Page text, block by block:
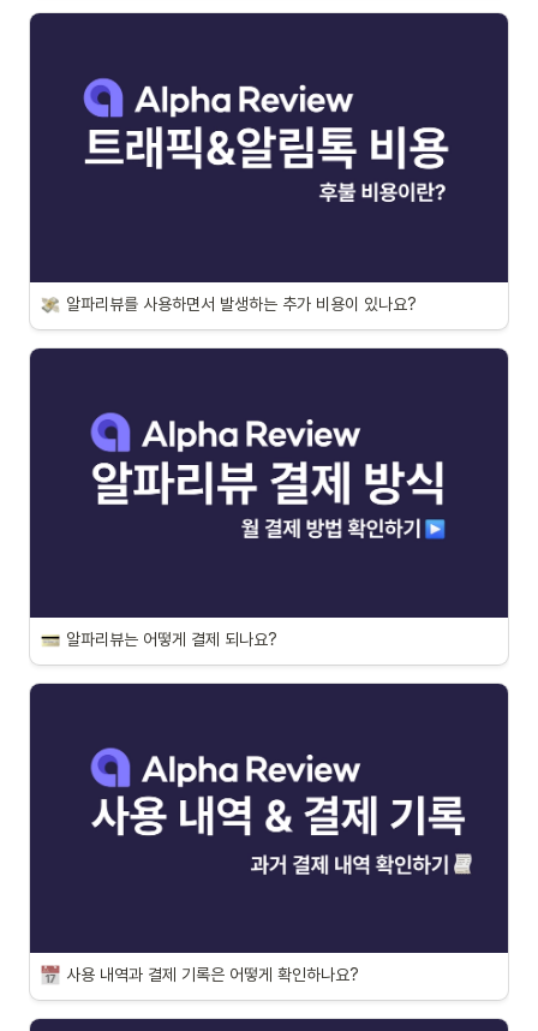
알파리뷰를 사용하면서 발생하는 추가 비용이 있나요?
알파리뷰는 어떻게 결제 되나요?
사용 내역과 결제 기록은 어떻게 확인하나요?